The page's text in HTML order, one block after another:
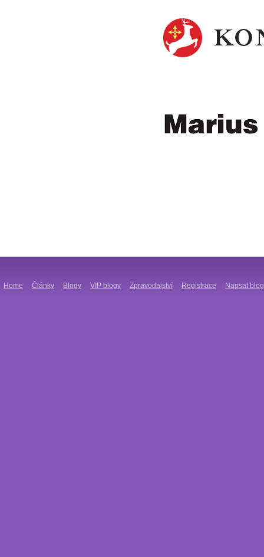
Home Články Blogy VIP blogy Zpravodajství Registrace Napsat blog